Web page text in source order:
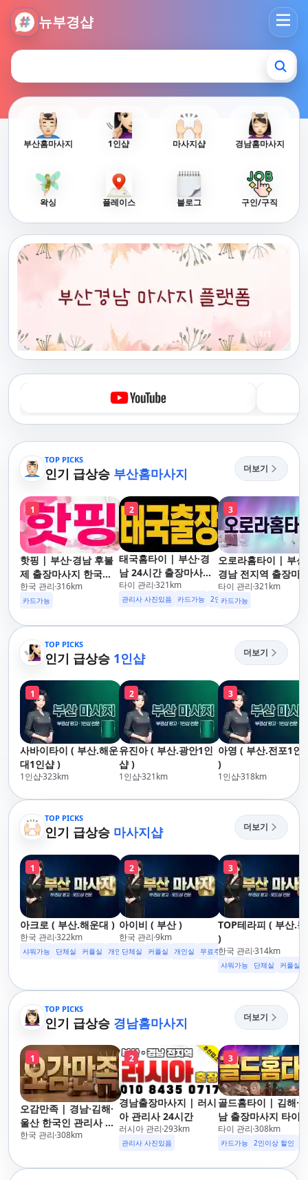
뉴부경샵
뉴부경샵 - 부산 마사지 사이트 부산마사지 부산홈타이 부산출
부산홈마사지 1인샵 마사지샵 경남홈마사지
왁싱 플레이스 블로그 구인/구직
1 /1
TOP PICKS
인기 급상승 부산홈마사지 더보기
1
핫핑 | 부산·경남 후불
제 출장마사지 한국인
관리사
한국 관리 316km
카드가능
2
태국홈타이 | 부산·경
남 24시간 출장마사지
후불제/해운대,사상,광
안리,남포동,구포,덕천,
산,구서,연산,서면,재
단,다대포,범일,범천,우
동,마린시티,송정,기장,
정관,일광,망미,토곡,시
청,양정,초량,사직,온
천,미남,만덕,괴정,학
장,금사,서동,반여,반
송,명륜,남천,대연,문
현,부전,개금,가야,주
례,괘법,학장,강서,신
호,서구,암남
타이 관리 321km
관리사 사진있음 카드가능 2인이상 할인
3
오로라홈타이 | 부산·
경남 전지역 출장마
지 24시간 홈타이
타이 관리 321km
카드가능
TOP PICKS
인기 급상승 1인샵 더보기
1
사바이타이 ( 부산.해운
대1인샵 )
1인샵323km
2
유진아 ( 부산.광안1인
샵 )
1인샵321km
3
아영 ( 부산.전포1인
)
1인샵318km
TOP PICKS
인기 급상승 마사지샵 더보기
1
아크로 ( 부산.해운대 )
한국 관리 322km
샤워가능 단체실 커플실 개인실 수면가능 무료주차 24시영업
2
아이비 ( 부산 )
한국 관리 9km
단체실 커플실 개인실 무료주차 수면가능 샤워가능
3
TOP테라피 ( 부산.
)
한국 관리 314km
샤워가능 단체실 커플실
TOP PICKS
인기 급상승 경남홈마사지 더보기
1
오감만족 | 경남·김해·
울산 한국인 관리사 출
장마사지
한국 관리 308km
2
경남출장마사지 | 러시
아 관리사 24시간
러시아 관리 293km
관리사 사진있음
3
골드홈타이 | 김해·경
남 출장마사지 타이·
로마·스웨디시
타이 관리 308km
카드가능 2인이상 할인